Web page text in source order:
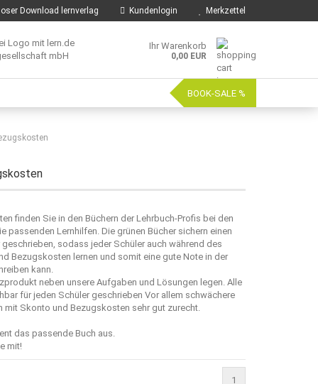
Download lernverlag Kundenlogin Merkzettel
Ihr Warenkorb
0,00 EUR
BOOK-SALE %
finden Sie in den Büchern der Lehrbuch-Profis bei den
passenden Lernhilfen. Die grünen Bücher sichern einen
sodass jeder Schüler auch während des
Bezugskosten lernen und somit eine gute Note in der
kann.
neben unsere Aufgaben und Lösungen legen. Alle
für jeden Schüler geschrieben Vor allem schwächere
mit Skonto und Bezugskosten sehr gut zurecht.
das passende Buch aus.
mit!
1